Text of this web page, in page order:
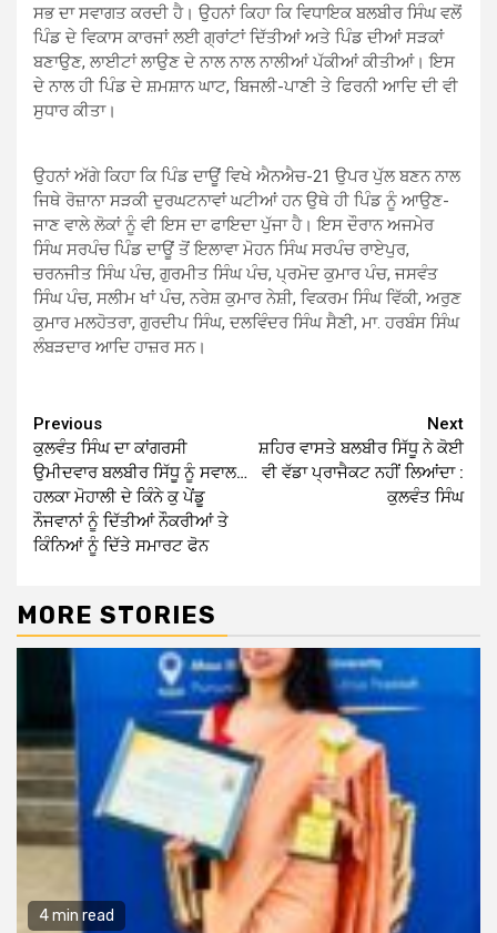
ਸਭ ਦਾ ਸਵਾਗਤ ਕਰਦੀ ਹੈ। ਉਹਨਾਂ ਕਿਹਾ ਕਿ ਵਿਧਾਇਕ ਬਲਬੀਰ ਸਿੰਘ ਵਲੋਂ
ਪਿੰਡ ਦੇ ਵਿਕਾਸ ਕਾਰਜਾਂ ਲਈ ਗ੍ਰਾਂਟਾਂ ਦਿੱਤੀਆਂ ਅਤੇ ਪਿੰਡ ਦੀਆਂ ਸੜਕਾਂ
ਬਣਾਉਣ, ਲਾਈਟਾਂ ਲਾਉਣ ਦੇ ਨਾਲ ਨਾਲ ਨਾਲੀਆਂ ਪੱਕੀਆਂ ਕੀਤੀਆਂ। ਇਸ
ਦੇ ਨਾਲ ਹੀ ਪਿੰਡ ਦੇ ਸ਼ਮਸ਼ਾਨ ਘਾਟ, ਬਿਜਲੀ-ਪਾਣੀ ਤੇ ਫਿਰਨੀ ਆਦਿ ਦੀ ਵੀ
ਸੁਧਾਰ ਕੀਤਾ।
ਉਹਨਾਂ ਅੱਗੇ ਕਿਹਾ ਕਿ ਪਿੰਡ ਦਾਊਂ ਵਿਖੇ ਐਨਐਚ-21 ਉਪਰ ਪੁੱਲ ਬਣਨ ਨਾਲ
ਜਿਥੇ ਰੋਜ਼ਾਨਾ ਸੜਕੀ ਦੁਰਘਟਨਾਵਾਂ ਘਟੀਆਂ ਹਨ ਉਥੇ ਹੀ ਪਿੰਡ ਨੂੰ ਆਉਣ-
ਜਾਣ ਵਾਲੇ ਲੋਕਾਂ ਨੂੰ ਵੀ ਇਸ ਦਾ ਫਾਇਦਾ ਪੁੱਜਾ ਹੈ। ਇਸ ਦੌਰਾਨ ਅਜਮੇਰ
ਸਿੰਘ ਸਰਪੰਚ ਪਿੰਡ ਦਾਊਂ ਤੋਂ ਇਲਾਵਾ ਮੋਹਨ ਸਿੰਘ ਸਰਪੰਚ ਰਾਏਪੁਰ,
ਚਰਨਜੀਤ ਸਿੰਘ ਪੰਚ, ਗੁਰਮੀਤ ਸਿੰਘ ਪੰਚ, ਪ੍ਰਮੋਦ ਕੁਮਾਰ ਪੰਚ, ਜਸਵੰਤ
ਸਿੰਘ ਪੰਚ, ਸਲੀਮ ਖਾਂ ਪੰਚ, ਨਰੇਸ਼ ਕੁਮਾਰ ਨੇਸ਼ੀ, ਵਿਕਰਮ ਸਿੰਘ ਵਿੱਕੀ, ਅਰੁਣ
ਕੁਮਾਰ ਮਲਹੋਤਰਾ, ਗੁਰਦੀਪ ਸਿੰਘ, ਦਲਵਿੰਦਰ ਸਿੰਘ ਸੈਣੀ, ਮਾ. ਹਰਬੰਸ ਸਿੰਘ
ਲੰਬੜਦਾਰ ਆਦਿ ਹਾਜ਼ਰ ਸਨ।
Continue
Reading
Previous
ਕੁਲਵੰਤ ਸਿੰਘ ਦਾ ਕਾਂਗਰਸੀ
ਉਮੀਦਵਾਰ ਬਲਬੀਰ ਸਿੱਧੂ ਨੂੰ ਸਵਾਲ…
ਹਲਕਾ ਮੋਹਾਲੀ ਦੇ ਕਿੰਨੇ ਕੁ ਪੇਂਡੂ
ਨੌਜਵਾਨਾਂ ਨੂੰ ਦਿੱਤੀਆਂ ਨੌਕਰੀਆਂ ਤੇ
ਕਿੰਨਿਆਂ ਨੂੰ ਦਿੱਤੇ ਸਮਾਰਟ ਫੋਨ
Next
ਸ਼ਹਿਰ ਵਾਸਤੇ ਬਲਬੀਰ ਸਿੱਧੂ ਨੇ ਕੋਈ
ਵੀ ਵੱਡਾ ਪ੍ਰਾਜੈਕਟ ਨਹੀਂ ਲਿਆਂਦਾ :
ਕੁਲਵੰਤ ਸਿੰਘ
MORE STORIES
4 min read